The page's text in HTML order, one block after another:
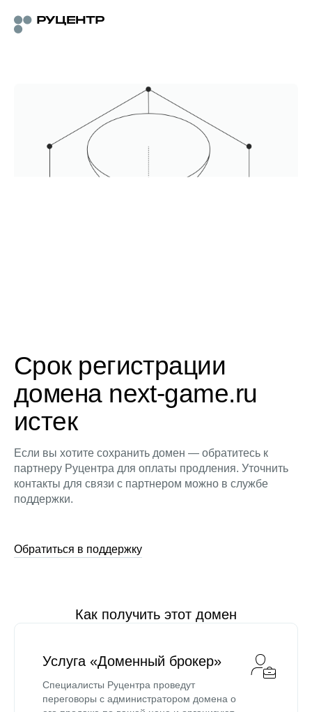
Срок регистрации
домена next-game.ru
истек
Если вы хотите сохранить домен — обратитесь к
партнеру Руцентра для оплаты продления. Уточнить
контакты для связи с партнером можно в службе
поддержки.
Обратиться в поддержку
Как получить этот домен
Услуга «Доменный брокер»
Специалисты Руцентра проведут
переговоры с администратором домена о